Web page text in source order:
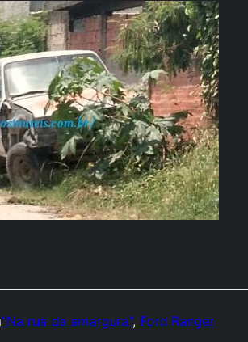
"Na rua da amargura", Ford Ranger